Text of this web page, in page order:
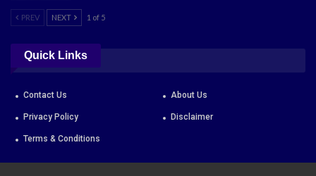
PREV NEXT 1 of 5
Quick Links
Contact Us About Us
Privacy Policy Disclaimer
Terms & Conditions